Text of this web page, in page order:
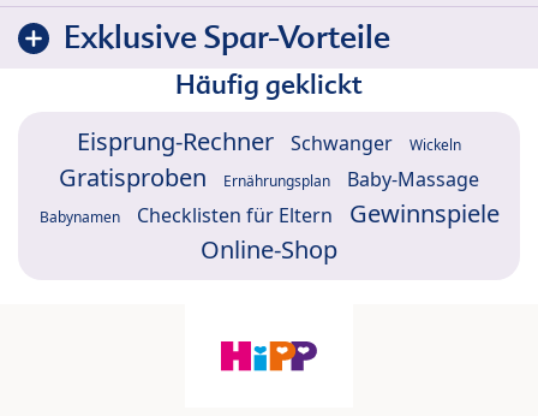
Exklusive Spar-Vorteile
Häufig geklickt
Eisprung-Rechner Schwanger Wickeln
Gratisproben Ernährungsplan Baby-Massage
Babynamen Checklisten für Eltern
Gewinnspiele
Online-Shop